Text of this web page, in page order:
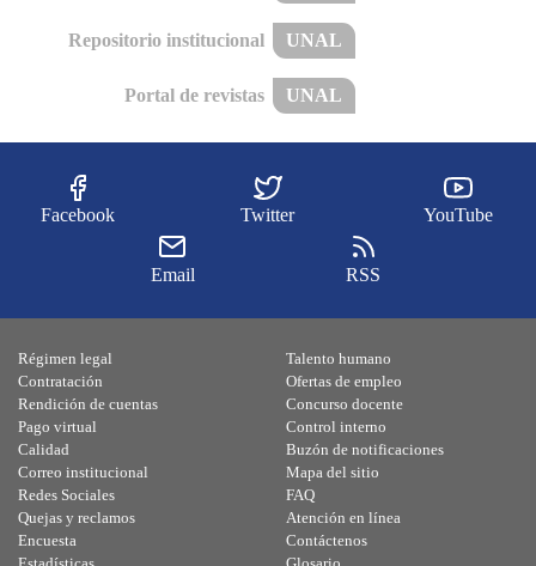
Repositorio institucional UNAL
Portal de revistas UNAL
Facebook Twitter YouTube
Email RSS
Régimen legal
Contratación
Rendición de cuentas
Pago virtual
Calidad
Talento humano
Ofertas de empleo
Concurso docente
Control interno
Buzón de notificaciones
Correo institucional
Redes Sociales
Quejas y reclamos
Encuesta
Mapa del sitio
FAQ
Atención en línea
Contáctenos